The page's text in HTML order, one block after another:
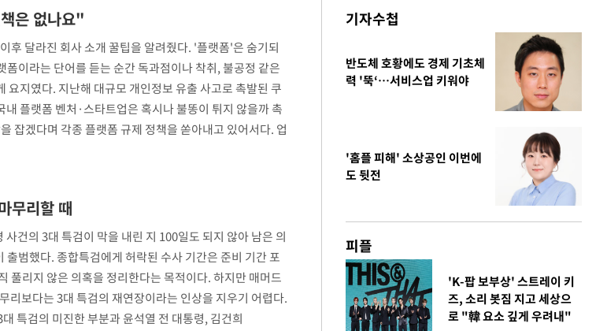
은 없나요"
후 달라진 회사 소개 꿀팁을 알려줬다. '플랫폼'은 숨기되
이라는 단어를 듣는 순간 독과점이나 착취, 불공정 같은
요지였다. 지난해 대규모 개인정보 유출 사고로 촉발된 쿠
플랫폼 벤처·스타트업은 혹시나 불똥이 튀지 않을까 촉
잡겠다며 각종 플랫폼 규제 정책을 쏟아내고 있어서다. 업
무리할 때
건의 3대 특검이 막을 내린 지 100일도 되지 않아 남은 의
범했다. 종합특검에게 허락된 수사 기간은 준비 기간 포
풀리지 않은 의혹을 정리한다는 목적이다. 하지만 매머드
리보다는 3대 특검의 재연장이라는 인상을 지우기 어렵다.
특검의 미진한 부분과 윤석열 전 대통령, 김건희
기자수첩
반도체 호황에도 경제 기초체
력 '뚝‘…서비스업 키워야
'홈플 피해' 소상공인 이번에
도 뒷전
피플
'K-팝 보부상' 스트레이 키
즈, 소리 봇짐 지고 세상으
로 "韓 요소 깊게 우려내"